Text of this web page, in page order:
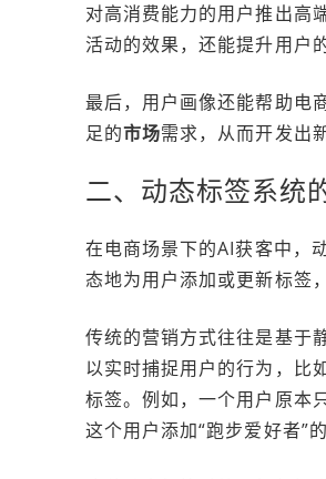
对高消费能力的用户推出高
活动的效果，还能提升用户
最后，用户画像还能帮助电
足的市场需求，从而开发出
二、动态标签系统
在电商场景下的AI获客中，
态地为用户添加或更新标签
传统的营销方式往往是基于
以实时捕捉用户的行为，比
标签。例如，一个用户原本
这个用户添加“跑步爱好者”的